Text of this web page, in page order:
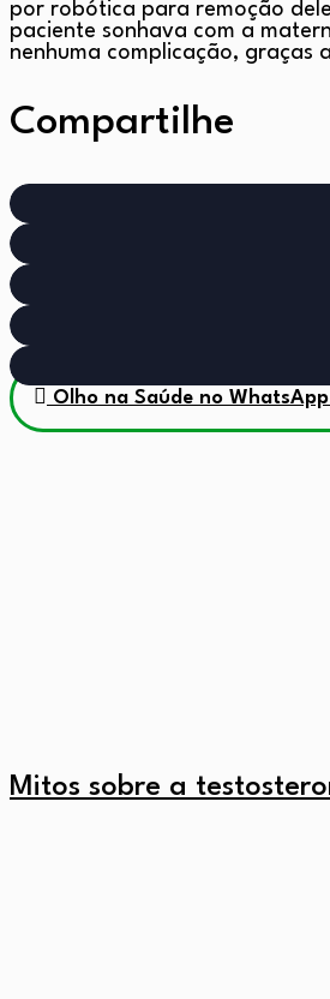
por robótica para remoção
paciente sonhava com a
nenhuma complicação, graças
Compartilhe
Olho na Saúde no
Mitos sobre a